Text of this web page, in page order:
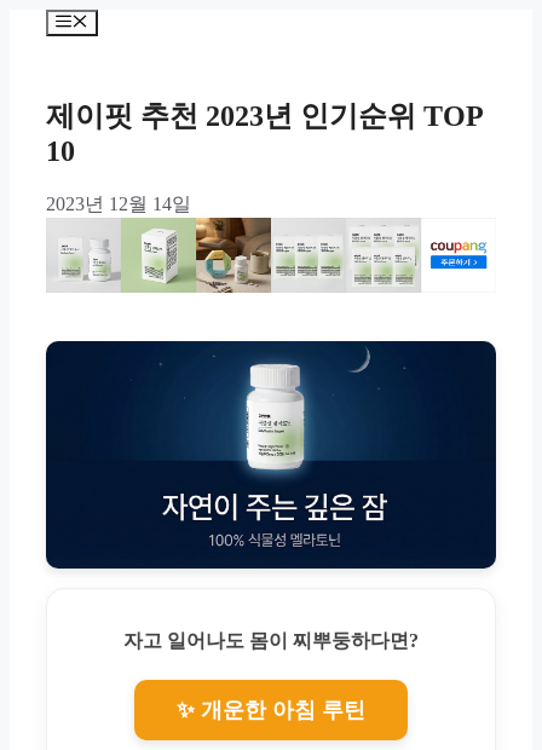
Menu
제이핏 추천 2023년 인기순위 TOP
10
2023년 12월 14일
자고 일어나도 몸이 찌뿌둥하다면?
✨ 개운한 아침 루틴